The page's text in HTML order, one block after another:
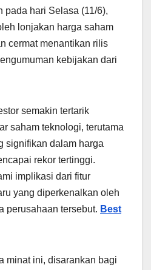
pada hari Selasa (11/6),
lonjakan harga saham
cermat menantikan rilis
kebijakan dari
semakin tertarik
saham teknologi, terutama
signifikan dalam harga
rekor tertinggi.
implikasi dari fitur
yang diperkenalkan oleh
perusahaan tersebut. Best
minat ini, disarankan bagi